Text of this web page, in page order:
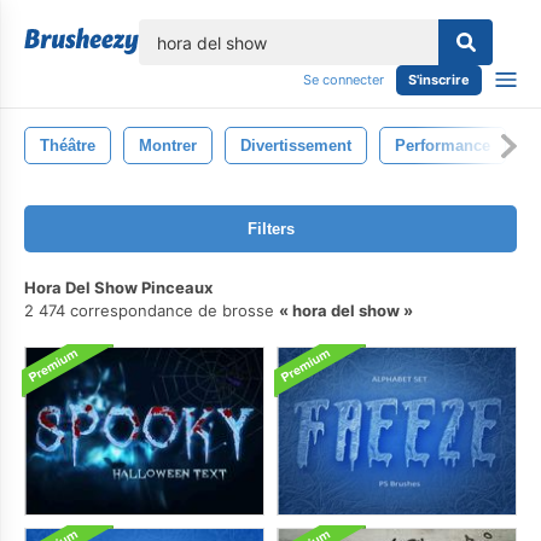
Se connecter S'inscrire
Théâtre Montrer Divertissement Performance
Filters
Hora Del Show Pinceaux
2 474 correspondance de brosse
hora del show